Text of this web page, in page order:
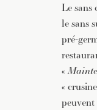
Le sans
le sans
pré-
«
«
peuvent